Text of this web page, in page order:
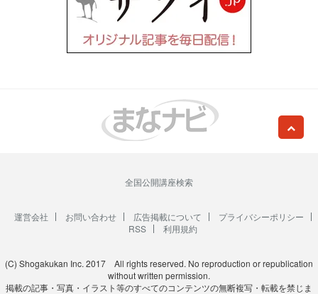
全国公開講座検索
運営会社 お問い合わせ 広告掲載について
プライバシーポリシー
RSS
利用規約
(C) Shogakukan Inc. 2017 All rights reserved. No reproduction or republication
without written permission.
掲載の記事・写真・イラスト等のすべてのコンテンツの無断複写・転載を禁じま